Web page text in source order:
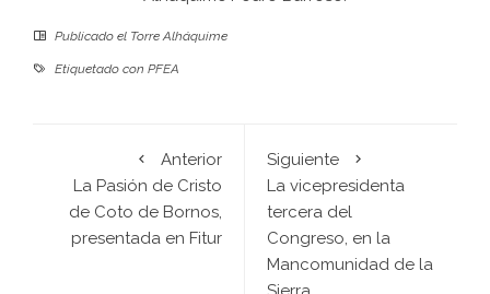
Publicado el Torre Alháquime
Etiquetado con PFEA
Anterior
La Pasión de Cristo
de Coto de Bornos,
presentada en Fitur
Siguiente
La vicepresidenta
tercera del
Congreso, en la
Mancomunidad de la